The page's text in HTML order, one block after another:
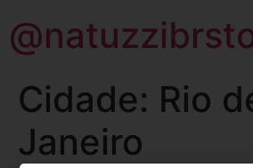
Cidade: Rio
Janeiro